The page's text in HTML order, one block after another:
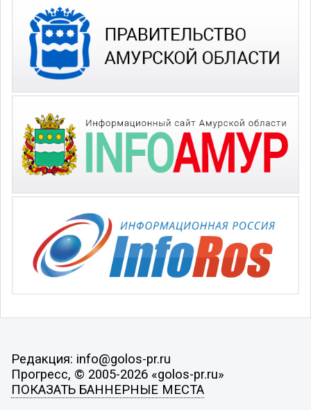
Редакция: info@golos-pr.ru
Прогресс, © 2005-2026 «golos-pr.ru»
ПОКАЗАТЬ БАННЕРНЫЕ МЕСТА